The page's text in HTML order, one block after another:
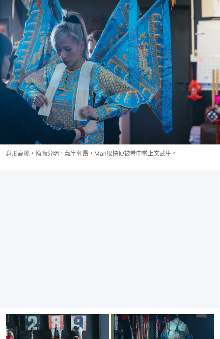
身形高挑，輪廓分明，氣宇軒昂，Man很快便被看中當上文武生。